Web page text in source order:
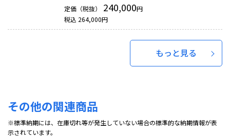
定価（税抜）
240,000円
税込 264,000円
もっと見る
その他の関連商品
※標準納期には、在庫切れ等が発生していない場合の標準的な納期情報が表
示されています。